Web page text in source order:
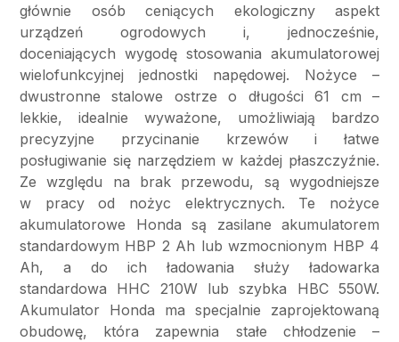
głównie osób ceniących ekologiczny aspekt
urządzeń ogrodowych i, jednocześnie,
doceniających wygodę stosowania akumulatorowej
wielofunkcyjnej jednostki napędowej. Nożyce –
dwustronne stalowe ostrze o długości 61 cm –
lekkie, idealnie wyważone, umożliwiają bardzo
precyzyjne przycinanie krzewów i łatwe
posługiwanie się narzędziem w każdej płaszczyźnie.
Ze względu na brak przewodu, są wygodniejsze
w pracy od nożyc elektrycznych. Te nożyce
akumulatorowe Honda są zasilane akumulatorem
standardowym HBP 2 Ah lub wzmocnionym HBP 4
Ah, a do ich ładowania służy ładowarka
standardowa HHC 210W lub szybka HBC 550W.
Akumulator Honda ma specjalnie zaprojektowaną
obudowę, która zapewnia stałe chłodzenie –